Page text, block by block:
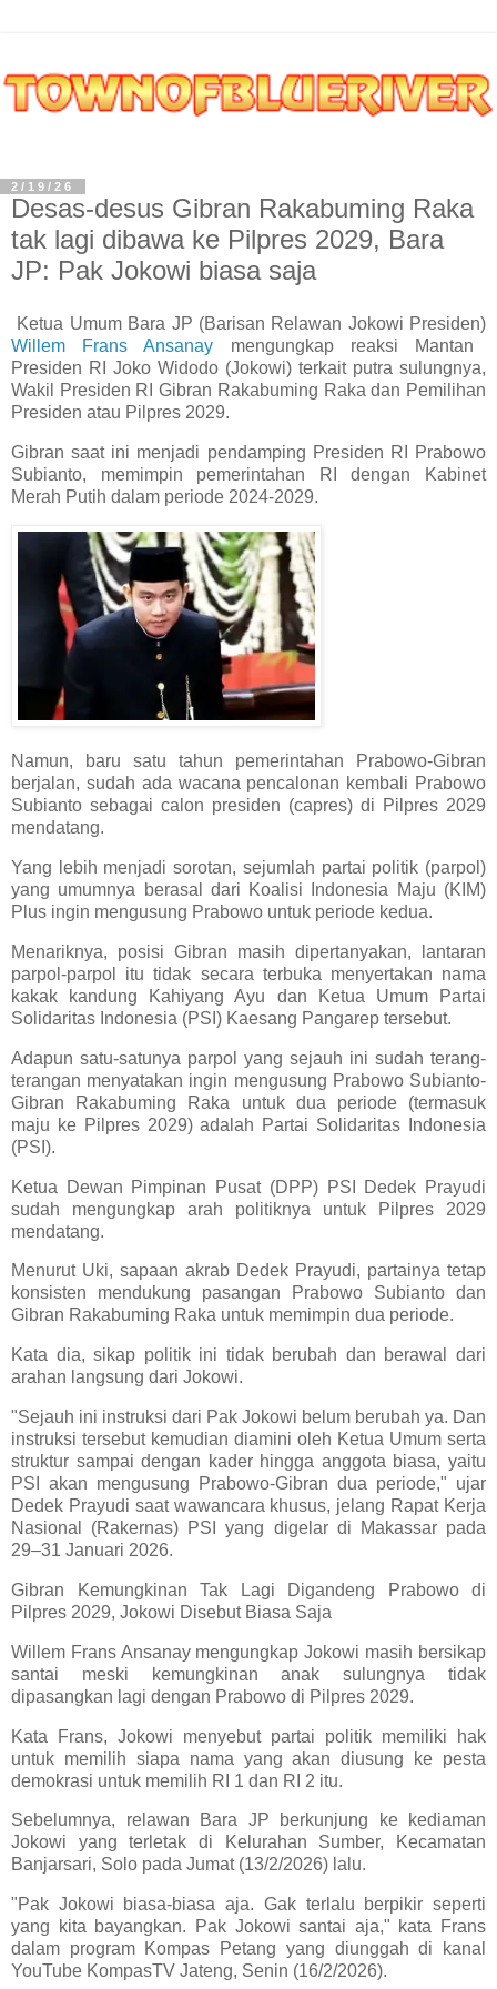
2/19/26
Desas-desus Gibran Rakabuming Raka
tak lagi dibawa ke Pilpres 2029, Bara
JP: Pak Jokowi biasa saja
Ketua Umum Bara JP (Barisan Relawan Jokowi Presiden)
Willem Frans Ansanay mengungkap reaksi Mantan
Presiden RI Joko Widodo (Jokowi) terkait putra sulungnya,
Wakil Presiden RI Gibran Rakabuming Raka dan Pemilihan
Presiden atau Pilpres 2029.
Gibran saat ini menjadi pendamping Presiden RI Prabowo
Subianto, memimpin pemerintahan RI dengan Kabinet
Merah Putih dalam periode 2024-2029.
Namun, baru satu tahun pemerintahan Prabowo-Gibran
berjalan, sudah ada wacana pencalonan kembali Prabowo
Subianto sebagai calon presiden (capres) di Pilpres 2029
mendatang.
Yang lebih menjadi sorotan, sejumlah partai politik (parpol)
yang umumnya berasal dari Koalisi Indonesia Maju (KIM)
Plus ingin mengusung Prabowo untuk periode kedua.
Menariknya, posisi Gibran masih dipertanyakan, lantaran
parpol-parpol itu tidak secara terbuka menyertakan nama
kakak kandung Kahiyang Ayu dan Ketua Umum Partai
Solidaritas Indonesia (PSI) Kaesang Pangarep tersebut.
Adapun satu-satunya parpol yang sejauh ini sudah terang-
terangan menyatakan ingin mengusung Prabowo Subianto-
Gibran Rakabuming Raka untuk dua periode (termasuk
maju ke Pilpres 2029) adalah Partai Solidaritas Indonesia
(PSI).
Ketua Dewan Pimpinan Pusat (DPP) PSI Dedek Prayudi
sudah mengungkap arah politiknya untuk Pilpres 2029
mendatang.
Menurut Uki, sapaan akrab Dedek Prayudi, partainya tetap
konsisten mendukung pasangan Prabowo Subianto dan
Gibran Rakabuming Raka untuk memimpin dua periode.
Kata dia, sikap politik ini tidak berubah dan berawal dari
arahan langsung dari Jokowi.
"Sejauh ini instruksi dari Pak Jokowi belum berubah ya. Dan
instruksi tersebut kemudian diamini oleh Ketua Umum serta
struktur sampai dengan kader hingga anggota biasa, yaitu
PSI akan mengusung Prabowo-Gibran dua periode," ujar
Dedek Prayudi saat wawancara khusus, jelang Rapat Kerja
Nasional (Rakernas) PSI yang digelar di Makassar pada
29–31 Januari 2026.
Gibran Kemungkinan Tak Lagi Digandeng Prabowo di
Pilpres 2029, Jokowi Disebut Biasa Saja
Willem Frans Ansanay mengungkap Jokowi masih bersikap
santai meski kemungkinan anak sulungnya tidak
dipasangkan lagi dengan Prabowo di Pilpres 2029.
Kata Frans, Jokowi menyebut partai politik memiliki hak
untuk memilih siapa nama yang akan diusung ke pesta
demokrasi untuk memilih RI 1 dan RI 2 itu.
Sebelumnya, relawan Bara JP berkunjung ke kediaman
Jokowi yang terletak di Kelurahan Sumber, Kecamatan
Banjarsari, Solo pada Jumat (13/2/2026) lalu.
"Pak Jokowi biasa-biasa aja. Gak terlalu berpikir seperti
yang kita bayangkan. Pak Jokowi santai aja," kata Frans
dalam program Kompas Petang yang diunggah di kanal
YouTube KompasTV Jateng, Senin (16/2/2026).